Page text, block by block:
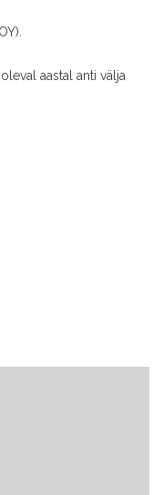
aastal anti välja